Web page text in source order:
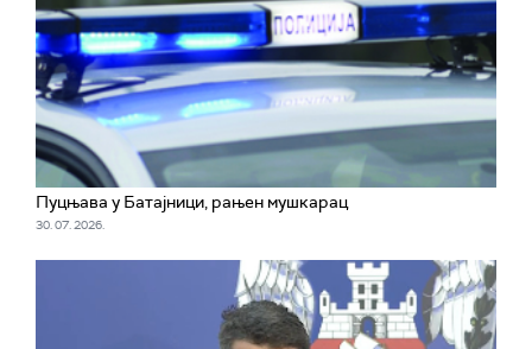
Пуцњава у Батајници, рањен мушкарац
30. 07. 2026.